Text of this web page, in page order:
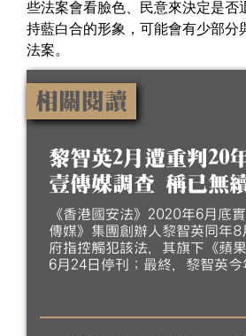
些法案會看臉色、民意來決定是否
持藍白合的形象，可能會有少部分
法案。
相關閱讀
黎智英2月遭重判20
壹傳媒調查 稱已無
《香港國安法》2020年6月底
傳媒》集團創辦人黎智英同年8
府指控觸犯該法，其旗下《蘋
6月24日停刊；最終，黎智英今
高等法院重判20年。香港政府
港財政司長陳茂波依據《公司
終止調查《壹傳媒》事務，審